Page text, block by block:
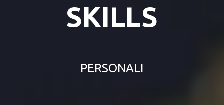
SKILLS
PERSONALI